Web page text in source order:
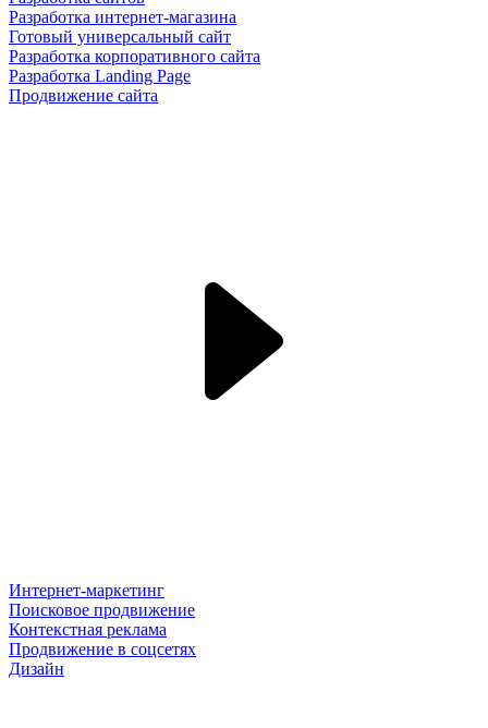
Разработка интернет-магазина
Готовый универсальный сайт
Разработка корпоративного сайта
Разработка Landing Page
Продвижение сайта
Интернет-маркетинг
Поисковое продвижение
Контекстная реклама
Продвижение в соцсетях
Дизайн